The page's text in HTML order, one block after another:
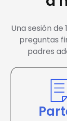
Una sesión
preguntas
padres